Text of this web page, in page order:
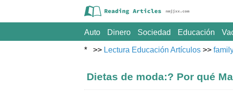
Auto Dinero Sociedad Educación
Viajar
* >> Lectura Educación Artículos >>
Dietas de moda:? Por qué